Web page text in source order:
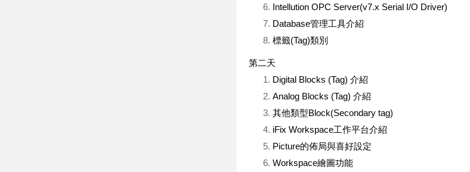
Intellution OPC Server(v7.x Serial I/O Driver)
Database管理工具介紹
標籤(Tag)類別
第二天
Digital Blocks (Tag) 介紹
Analog Blocks (Tag) 介紹
其他類型Block(Secondary tag)
iFix Workspace工作平台介紹
Picture的佈局與喜好設定
Workspace繪圖功能